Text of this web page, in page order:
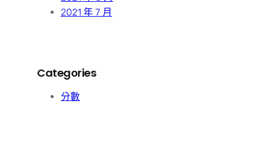
2021 年 7 月
Categories
分數